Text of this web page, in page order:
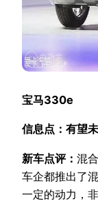
宝马330e
信息点：有望
新车点评： 混
车企都推出了
一定的动力，非